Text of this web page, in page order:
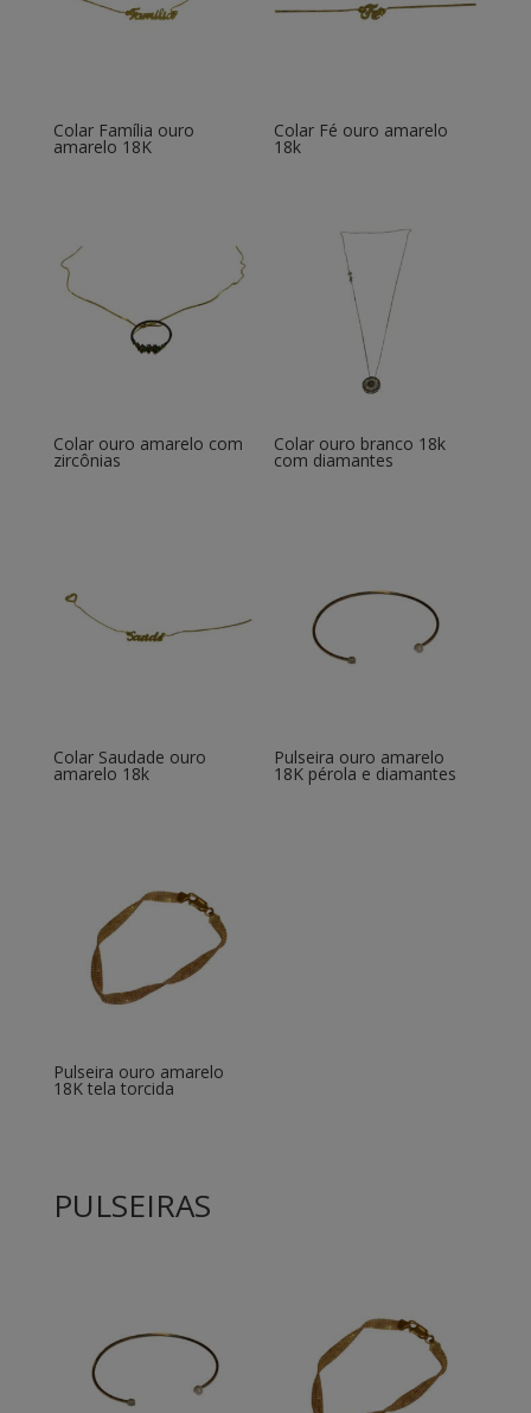
Colar Família ouro
amarelo 18K
Colar Fé ouro amarelo
18k
Colar ouro amarelo com
zircônias
Colar ouro branco 18k
com diamantes
Colar Saudade ouro
amarelo 18k
Pulseira ouro amarelo
18K pérola e diamantes
Pulseira ouro amarelo
18K tela torcida
PULSEIRAS